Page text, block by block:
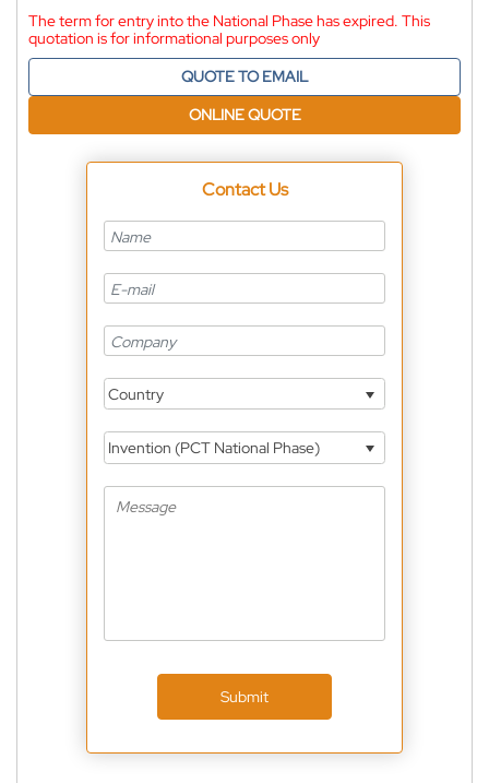
The term for entry into the National Phase has expired. This
quotation is for informational purposes only
QUOTE TO EMAIL
ONLINE QUOTE
Contact Us
Country
Invention (PCT National Phase)
Submit